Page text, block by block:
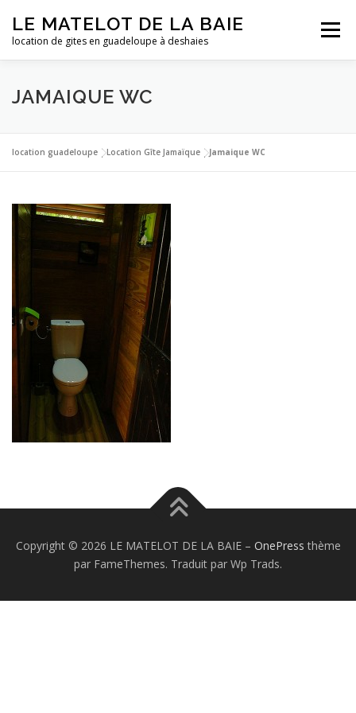
contenu
LE MATELOT DE LA BAIE
location de gites en guadeloupe à deshaies
Menu
ACCUEIL NOS LOCATIONS
LA GUADELOUPE TARIFS CONTACT
JAMAIQUE WC
location guadeloupe |Location Gîte Jamaïque |Jamaique WC
Copyright © 2026 LE MATELOT DE LA BAIE – OnePress thème
par FameThemes. Traduit par Wp Trads.